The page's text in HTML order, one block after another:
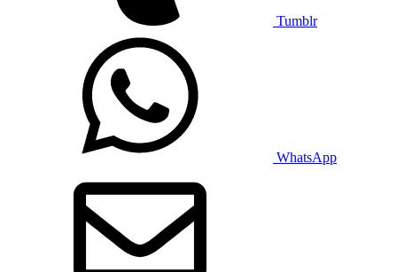
Tumblr
WhatsApp